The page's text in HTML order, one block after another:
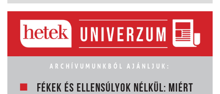
ARCHÍVUMUNKBÓL AJÁNLJUK:
FÉKEK ÉS ELLENSÚLYOK NÉLKÜL: MIÉRT